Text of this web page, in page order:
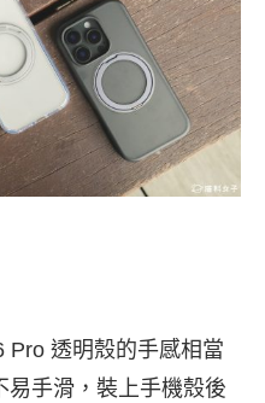
Pro 透明殼的手感相當
手滑，裝上手機殼後